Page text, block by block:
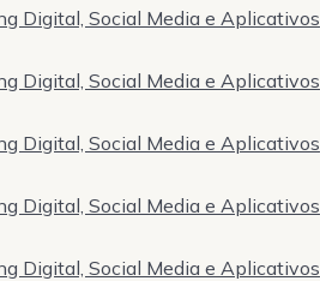
Digital, Social Media e Aplicativos
Digital, Social Media e Aplicativos
Digital, Social Media e Aplicativos
Digital, Social Media e Aplicativos
Digital, Social Media e Aplicativos